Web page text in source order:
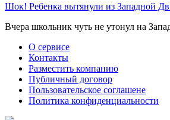
Шок! Ребенка вытянули из Западной
Вчера школьник чуть не утонул на
О сервисе
Контакты
Разместить компанию
Публичный договор
Пользовательское соглашене
Политика конфиденциальности